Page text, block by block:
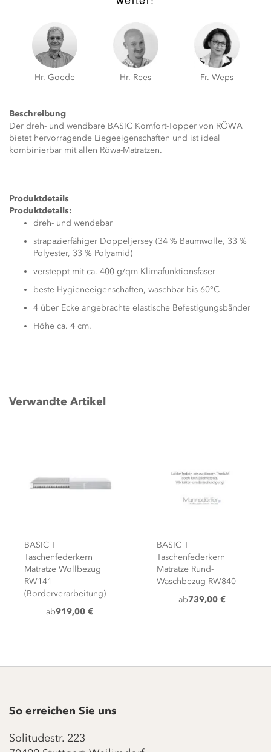
Hr. Goede Hr. Rees Fr. Weps
Beschreibung
Der dreh- und wendbare BASIC Komfort-Topper von RÖWA
bietet hervorragende Liegeeigenschaften und ist ideal
kombinierbar mit allen Röwa-Matratzen.
Produktdetails
Produktdetails:
dreh- und wendebar
strapazierfähiger Doppeljersey (34 % Baumwolle, 33 %
Polyester, 33 % Polyamid)
versteppt mit ca. 400 g/qm Klimafunktionsfaser
beste Hygieneeigenschaften, waschbar bis 60°C
4 über Ecke angebrachte elastische Befestigungsbänder
Höhe ca. 4 cm.
Verwandte Artikel
BASIC T
Taschenfederkern
Matratze Wollbezug
RW141
(Borderverarbeitung)
ab919,00 €
BASIC T
Taschenfederkern
Matratze Rund-
Waschbezug RW840
ab739,00 €
So erreichen Sie uns
Solitudestr. 223